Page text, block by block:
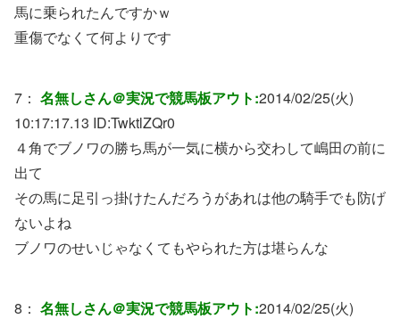
馬に乗られたんですかｗ
重傷でなくて何よりです
7： 名無しさん＠実況で競馬板アウト:2014/02/25(火)
10:17:17.13 ID:TwktlZQr0
４角でブノワの勝ち馬が一気に横から交わして嶋田の前に
出て
その馬に足引っ掛けたんだろうがあれは他の騎手でも防げ
ないよね
ブノワのせいじゃなくてもやられた方は堪らんな
8： 名無しさん＠実況で競馬板アウト:2014/02/25(火)